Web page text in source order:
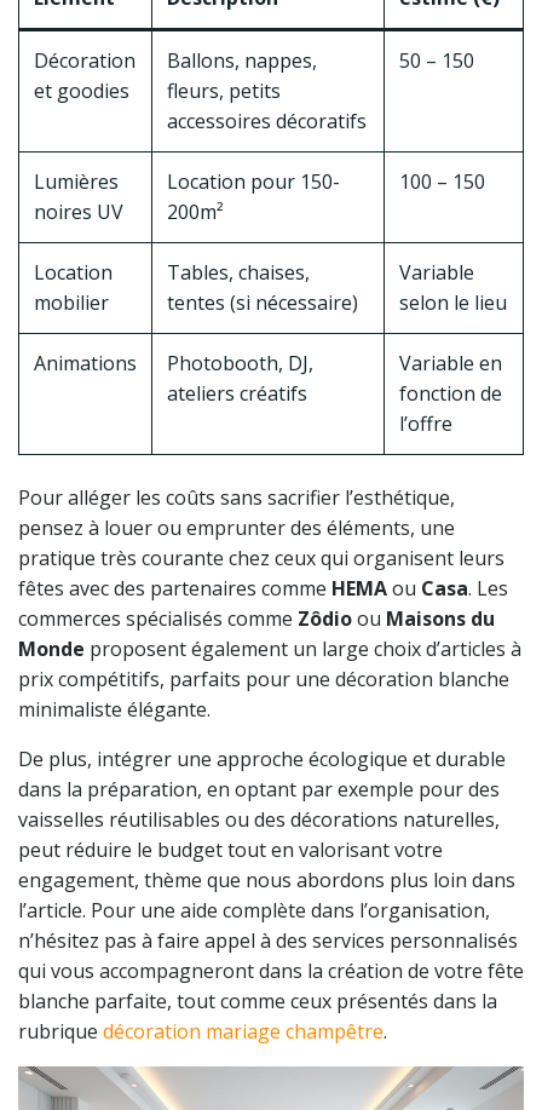
Décoration
et goodies
Ballons, nappes,
fleurs, petits
accessoires décoratifs
50 – 150
Lumières
noires UV
Location pour 150-
200m²
100 – 150
Location
mobilier
Tables, chaises,
tentes (si nécessaire)
Variable
selon le lieu
Animations
Photobooth, DJ,
ateliers créatifs
Variable en
fonction de
l’offre
Pour alléger les coûts sans sacrifier l’esthétique,
pensez à louer ou emprunter des éléments, une
pratique très courante chez ceux qui organisent leurs
fêtes avec des partenaires comme HEMAou Casa. Les
commerces spécialisés comme Zôdioou Maisons du
Monde proposent également un large choix d’articles à
prix compétitifs, parfaits pour une décoration blanche
minimaliste élégante.
De plus, intégrer une approche écologique et durable
dans la préparation, en optant par exemple pour des
vaisselles réutilisables ou des décorations naturelles,
peut réduire le budget tout en valorisant votre
engagement, thème que nous abordons plus loin dans
l’article. Pour une aide complète dans l’organisation,
n’hésitez pas à faire appel à des services personnalisés
qui vous accompagneront dans la création de votre fête
blanche parfaite, tout comme ceux présentés dans la
rubrique décoration mariage champêtre.